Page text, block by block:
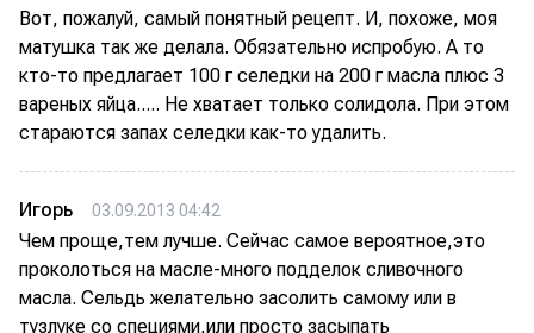
Вот, пожалуй, самый понятный рецепт. И, похоже, моя
матушка так же делала. Обязательно испробую. А то
кто-то предлагает 100 г селедки на 200 г масла плюс 3
вареных яйца..... Не хватает только солидола. При этом
стараются запах селедки как-то удалить.
Игорь 03.09.2013 04:42
Чем проще,тем лучше. Сейчас самое вероятное,это
проколоться на масле-много подделок сливочного
масла. Сельдь желательно засолить самому или в
тузлуке со специями,или просто засыпать